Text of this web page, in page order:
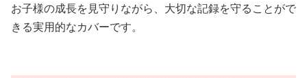
お子様の成長を見守りながら、大切な記録を守ることがで
きる実用的なカバーです。